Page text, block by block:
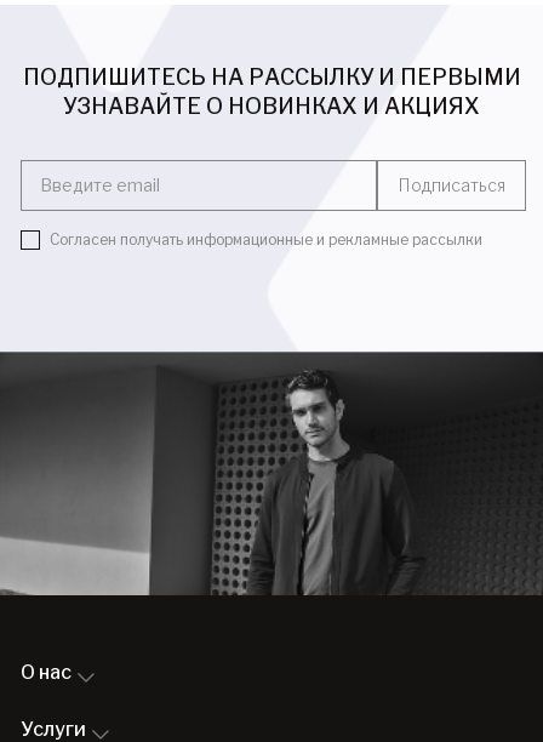
ПОДПИШИТЕСЬ НА РАССЫЛКУ И ПЕРВЫМИ
УЗНАВАЙТЕ О НОВИНКАХ И АКЦИЯХ
Введите email Подписаться
Согласен получать информационные и рекламные рассылки
О нас
Услуги